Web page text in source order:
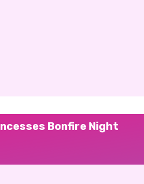
Bonfire Night